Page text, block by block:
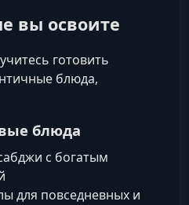
вы освоите
готовить
блюда,
блюда
с богатым
для повседневных и